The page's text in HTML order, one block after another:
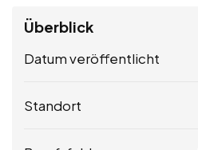
Überblick
Datum veröffentlicht
Standort